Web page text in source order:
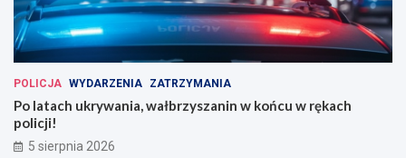
POLICJA WYDARZENIA ZATRZYMANIA
Po latach ukrywania, wałbrzyszanin w końcu w rękach
policji!
5 sierpnia 2026